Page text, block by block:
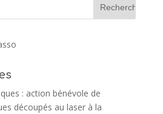
: action bénévole de
découpés au laser à la